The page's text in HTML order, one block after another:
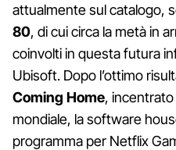
attualmente sul catalogo,
80, di cui circa la metà in
coinvolti in questa futura
Ubisoft. Dopo l’ottimo
Coming Home, incentrato
mondiale, la software
programma per Netflix